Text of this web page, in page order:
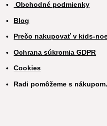
Obchodné podmienky
Blog
Prečo nakupovať v kids-
Ochrana súkromia GDPR
Cookies
Radi pomôžeme s